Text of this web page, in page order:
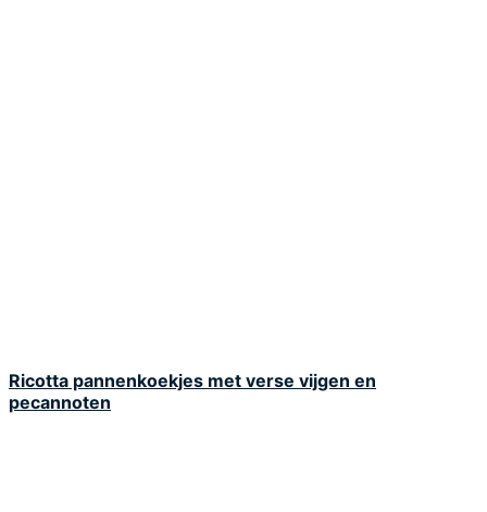
Ricotta pannenkoekjes met verse vijgen en
pecannoten